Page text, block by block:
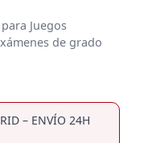
Juegos
de grado
– ENVÍO 24H